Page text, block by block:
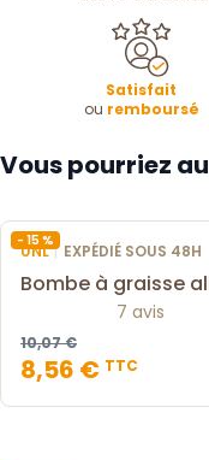
Satisfait
ou remboursé
Vous pourriez
- 15 %
UNL| EXPÉDIÉ SOUS 48H
Bombe à graisse
7 avis
10,07 €
8,56 € TTC